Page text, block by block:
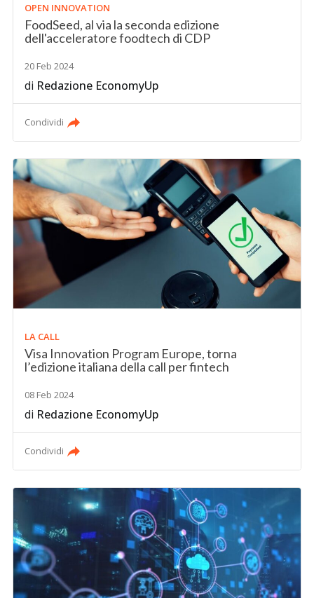
OPEN INNOVATION
FoodSeed, al via la seconda edizione
dell'acceleratore foodtech di CDP
20 Feb 2024
di Redazione EconomyUp
Condividi
LA CALL
Visa Innovation Program Europe, torna
l’edizione italiana della call per fintech
08 Feb 2024
di Redazione EconomyUp
Condividi